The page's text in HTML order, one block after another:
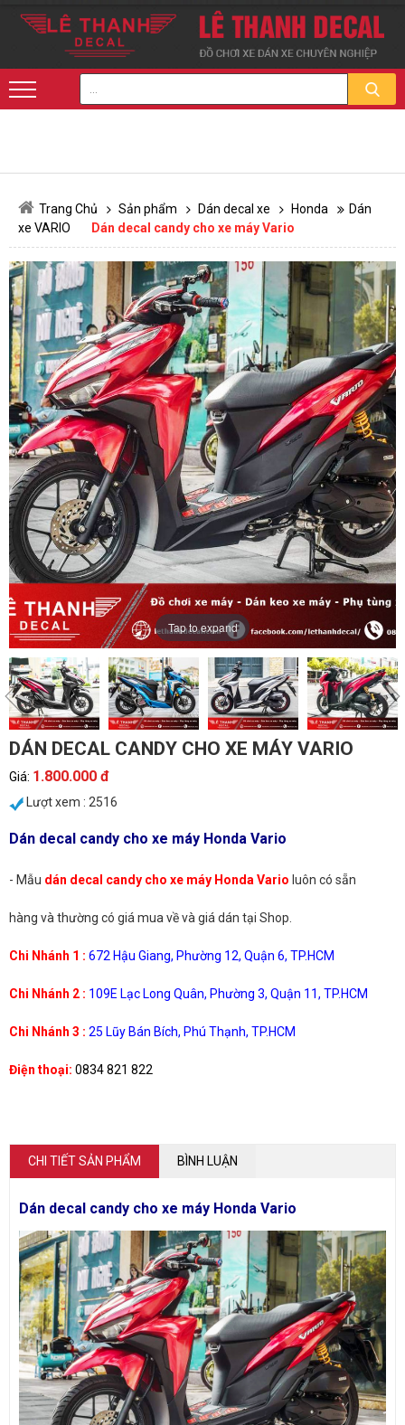
Trang Chủ Sản phẩm Dán decal xe Honda
Dán
xe VARIO
Dán decal candy cho xe máy Vario
Tap to expand
DÁN DECAL CANDY CHO XE MÁY VARIO
Giá: 1.800.000 đ
Lượt xem : 2516
Dán decal candy cho xe máy Honda Vario
- Mẫu dán decal candy cho xe máy Honda Vario luôn có sẵn
hàng và thường có giá mua về và giá dán tại Shop.
Chi Nhánh 1 : 672 Hậu Giang, Phường 12, Quận 6, TP.HCM
Chi Nhánh 2 : 109E Lạc Long Quân, Phường 3, Quận 11, TP.HCM
Chi Nhánh 3 : 25 Lũy Bán Bích, Phú Thạnh, TP.HCM
Điện thoại: 0834 821 822
CHI TIẾT SẢN PHẨM BÌNH LUẬN
Dán decal candy cho xe máy Honda Vario